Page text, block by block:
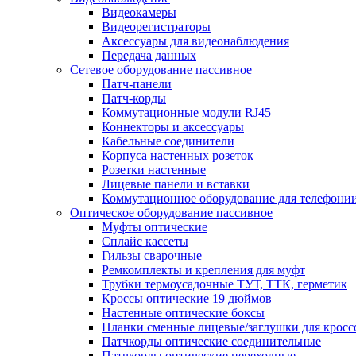
Видеокамеры
Видеорегистраторы
Аксессуары для видеонаблюдения
Передача данных
Сетевое оборудование пассивное
Патч-панели
Патч-корды
Коммутационные модули RJ45
Коннекторы и аксессуары
Кабельные соединители
Корпуса настенных розеток
Розетки настенные
Лицевые панели и вставки
Коммутационное оборудование для
Оптическое оборудование пассивное
Муфты оптические
Сплайс кассеты
Гильзы сварочные
Ремкомплекты и крепления для муфт
Трубки термоусадочные ТУТ, ТТК, герметик
Кроссы оптические 19 дюймов
Настенные оптические боксы
Планки сменные лицевые/заглушки для
Патчкорды оптические соединительные